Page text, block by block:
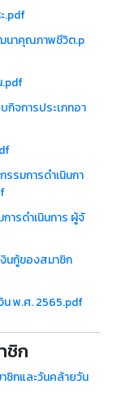
.pdf
ฒนาคุณภาพชีวิต.p
.pdf
กิจการประเภทอา
รมการดำเนินกา
ารดำเนินการ ผู้จั
นกู้ของสมาชิก
น พ.ศ. 2565.pdf
ชิก
ชิกและวันคล้ายวัน